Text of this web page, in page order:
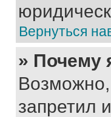
Вернуться
» Почему
запретил